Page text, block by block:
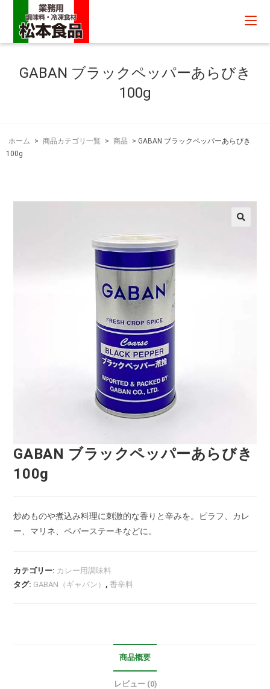
GABAN ブラックペッパーあらびき
100g
ホーム > 商品カテゴリ一覧 > 商品 > GABAN ブラックペッパーあらびき
100g
GABAN ブラックペッパーあらびき
100g
炒めものや煮込み料理に刺激的な香りと辛みを。ピラフ、カレ
ー、マリネ、ペパーステーキなどに。
カテゴリー: カレー用調味料
タグ: GABAN（ギャバン） ,香辛料
商品概要
レビュー (0)